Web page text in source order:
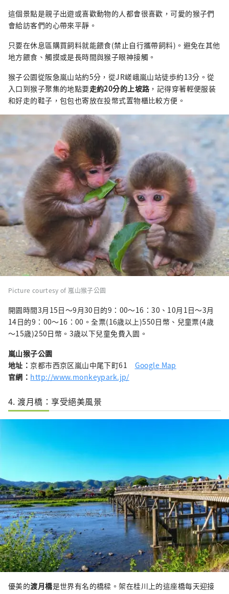
這個景點是親子出遊或喜歡動物的人都會很喜歡，可愛的猴子們
會給訪客們的心帶來平靜。
只要在休息區購買飼料就能餵食(禁止自行攜帶飼料)。避免在其他
地方餵食、觸摸或是長時間與猴子眼神接觸。
猴子公園從阪急嵐山站約5分，從JR嵯峨嵐山站徒歩約13分。從
入口到猴子聚集的地點要走約20分的上坡路 ，記得穿著輕便服装
和好走的鞋子，包包也寄放在投幣式置物櫃比較方便。
Picture courtesy of 嵐山猴子公園
開園時間3月15日～9月30日的9：00〜16：30、10月1日～3月
14日的9：00〜16：00。全票(16歳以上)550日幣、兒童票(4歳
～15歳)250日幣。3歳以下兒童免費入園。
嵐山猴子公園
地址： 京都市西京区嵐山中尾下町61 Google Map
官網： http://www.monkeypark.jp/
4. 渡月橋：享受絕美風景
優美的渡月橋是世界有名的橋樑。架在桂川上的這座橋每天迎接